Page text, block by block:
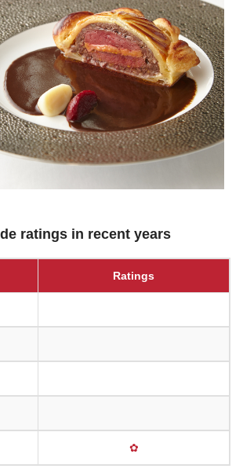
ratings in recent years
Ratings
✿